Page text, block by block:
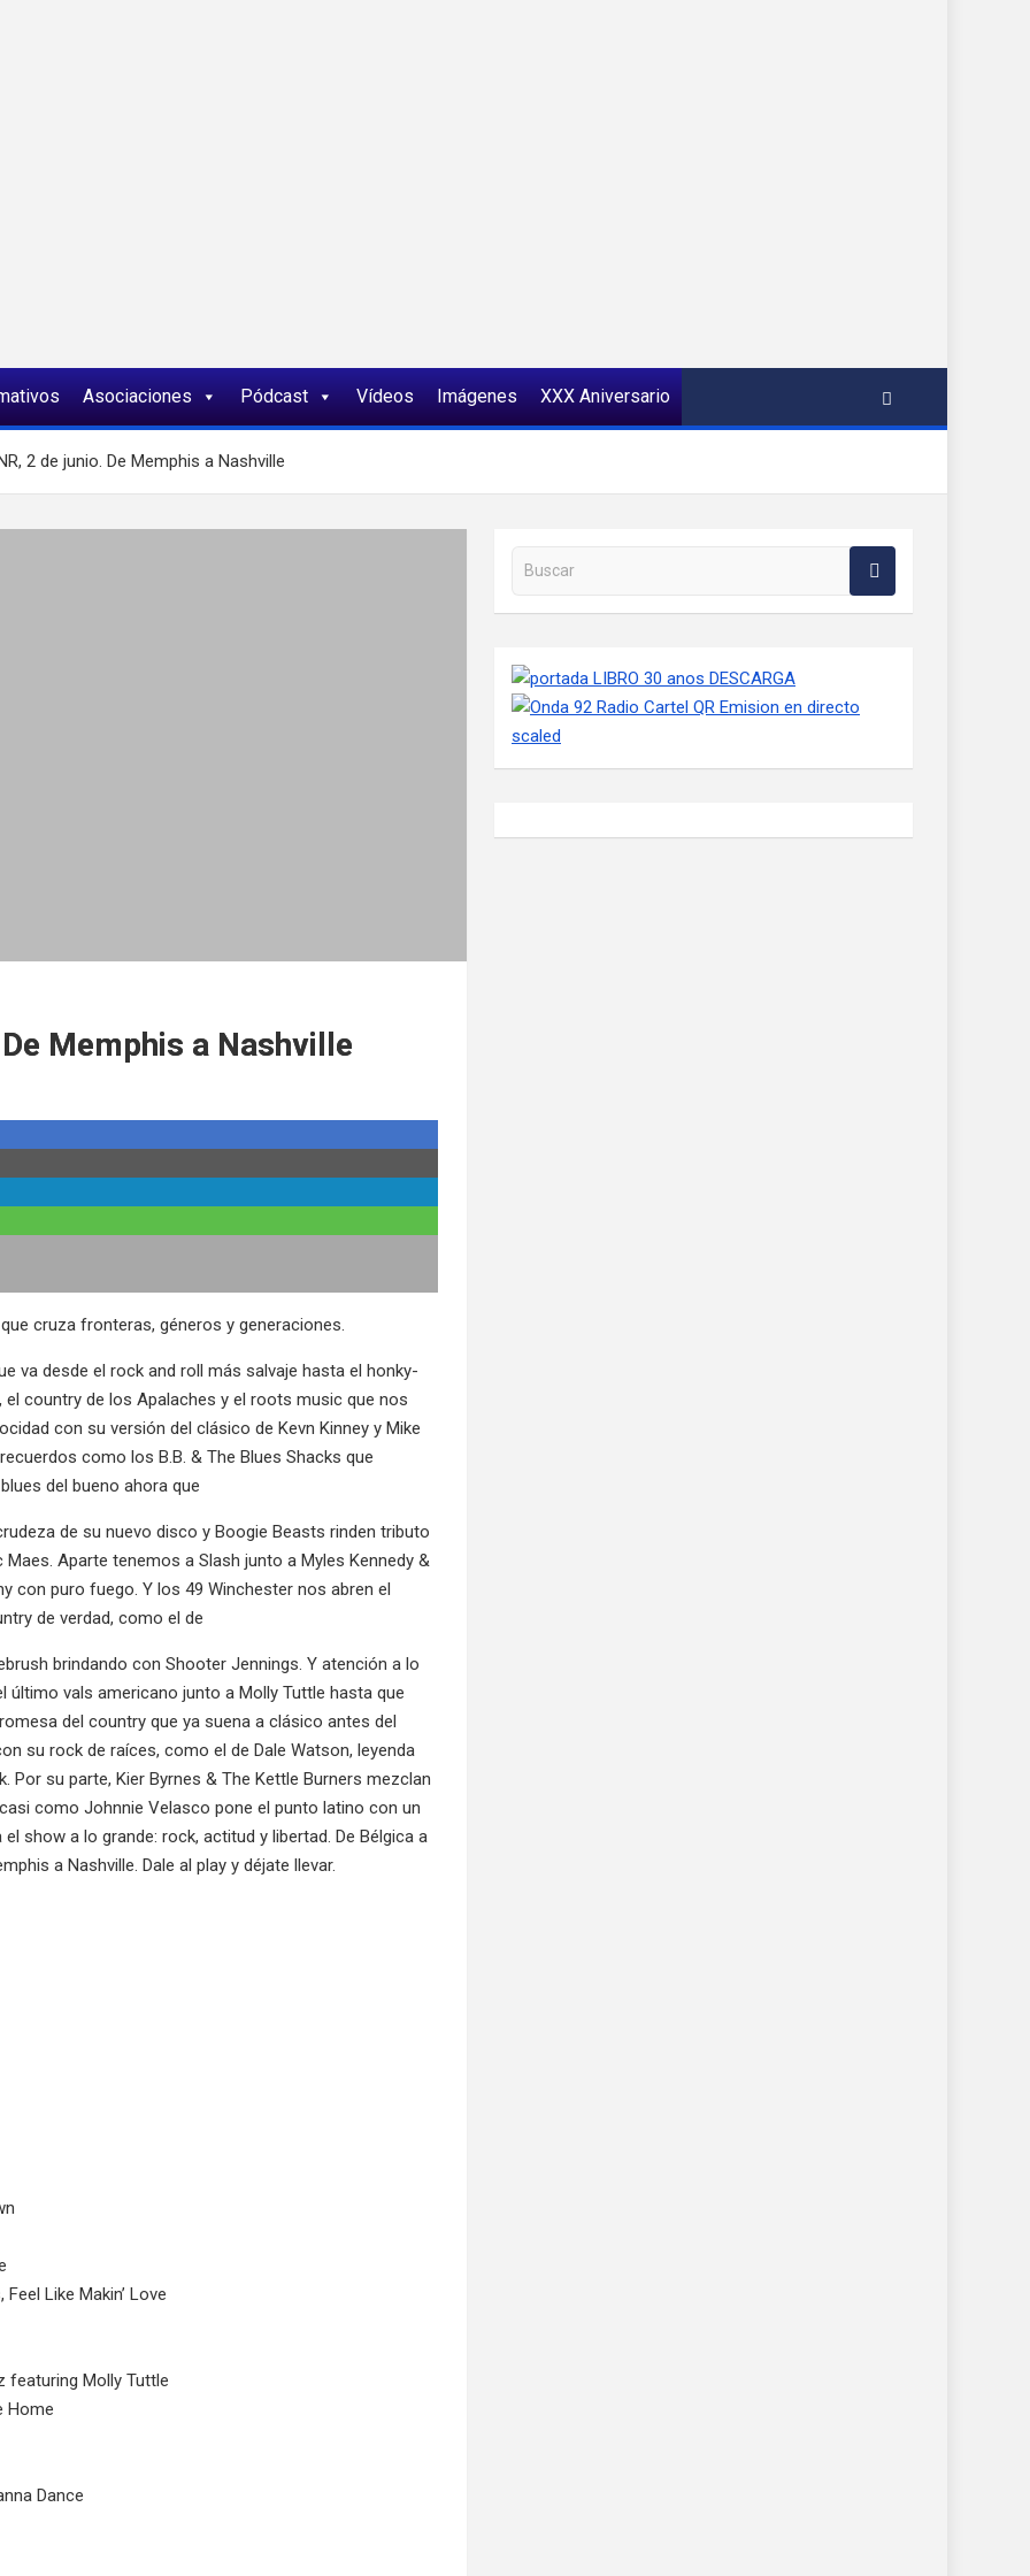
Asociaciones Pódcast Vídeos Imágenes XXX Aniversario
2 de junio. De Memphis a Nashville
Memphis a Nashville
cruza fronteras, géneros y generaciones.
va desde el rock and roll más salvaje hasta el honky-
country de los Apalaches y el roots music que nos
con su versión del clásico de Kevn Kinney y Mike
como los B.B. & The Blues Shacks que
del bueno ahora que
de su nuevo disco y Boogie Beasts rinden tributo
Aparte tenemos a Slash junto a Myles Kennedy &
con puro fuego. Y los 49 Winchester nos abren el
de verdad, como el de
brindando con Shooter Jennings. Y atención a lo
último vals americano junto a Molly Tuttle hasta que
del country que ya suena a clásico antes del
su rock de raíces, como el de Dale Watson, leyenda
Por su parte, Kier Byrnes & The Kettle Burners mezclan
como Johnnie Velasco pone el punto latino con un
show a lo grande: rock, actitud y libertad. De Bélgica a
a Nashville. Dale al play y déjate llevar.
Like Makin’ Love
featuring Molly Tuttle
Home
Dance
Buscar en la web